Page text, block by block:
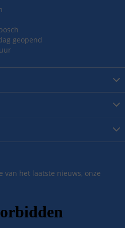
geopend
van het laatste nieuws, onze